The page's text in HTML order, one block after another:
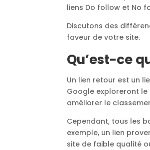
liens Do follow et No
Discutons des
faveur de votre site.
Qu’est-ce
Un lien retour est un
Google exploreront le
améliorer le
Cependant, tous les
exemple, un lien
site de faible qualité